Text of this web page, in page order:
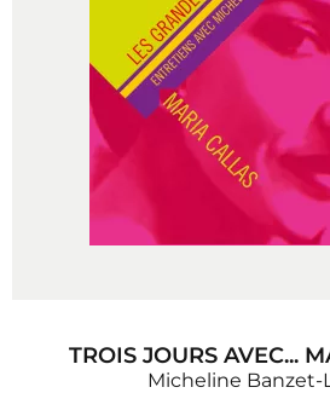
TROIS JOURS AVEC...
Micheline Banzet-